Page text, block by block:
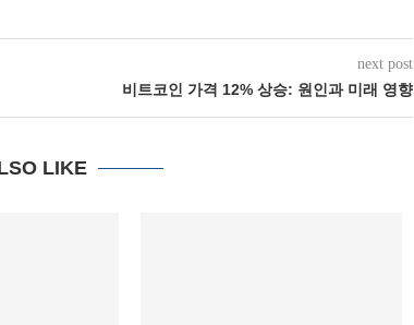
next post
비트코인 가격 12% 상승: 원인과 미래 영향
LIKE